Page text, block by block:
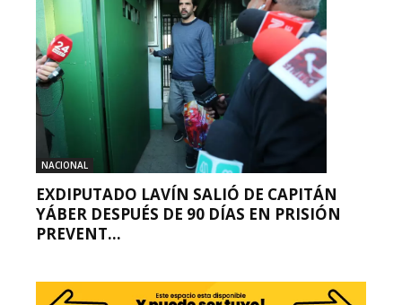
NACIONAL
EXDIPUTADO LAVÍN SALIÓ DE CAPITÁN
YÁBER DESPUÉS DE 90 DÍAS EN PRISIÓN
PREVENT...